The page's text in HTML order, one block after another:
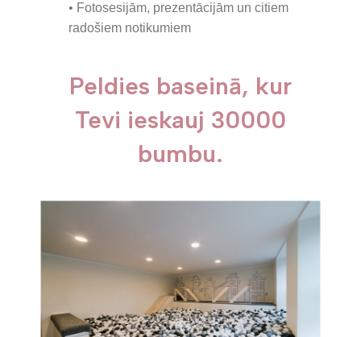
• Fotosesijām, prezentācijām un citiem
radošiem notikumiem
Peldies baseinā, kur
Tevi ieskauj 30000
bumbu.